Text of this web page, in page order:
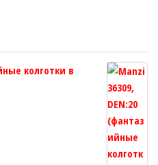
колготки в